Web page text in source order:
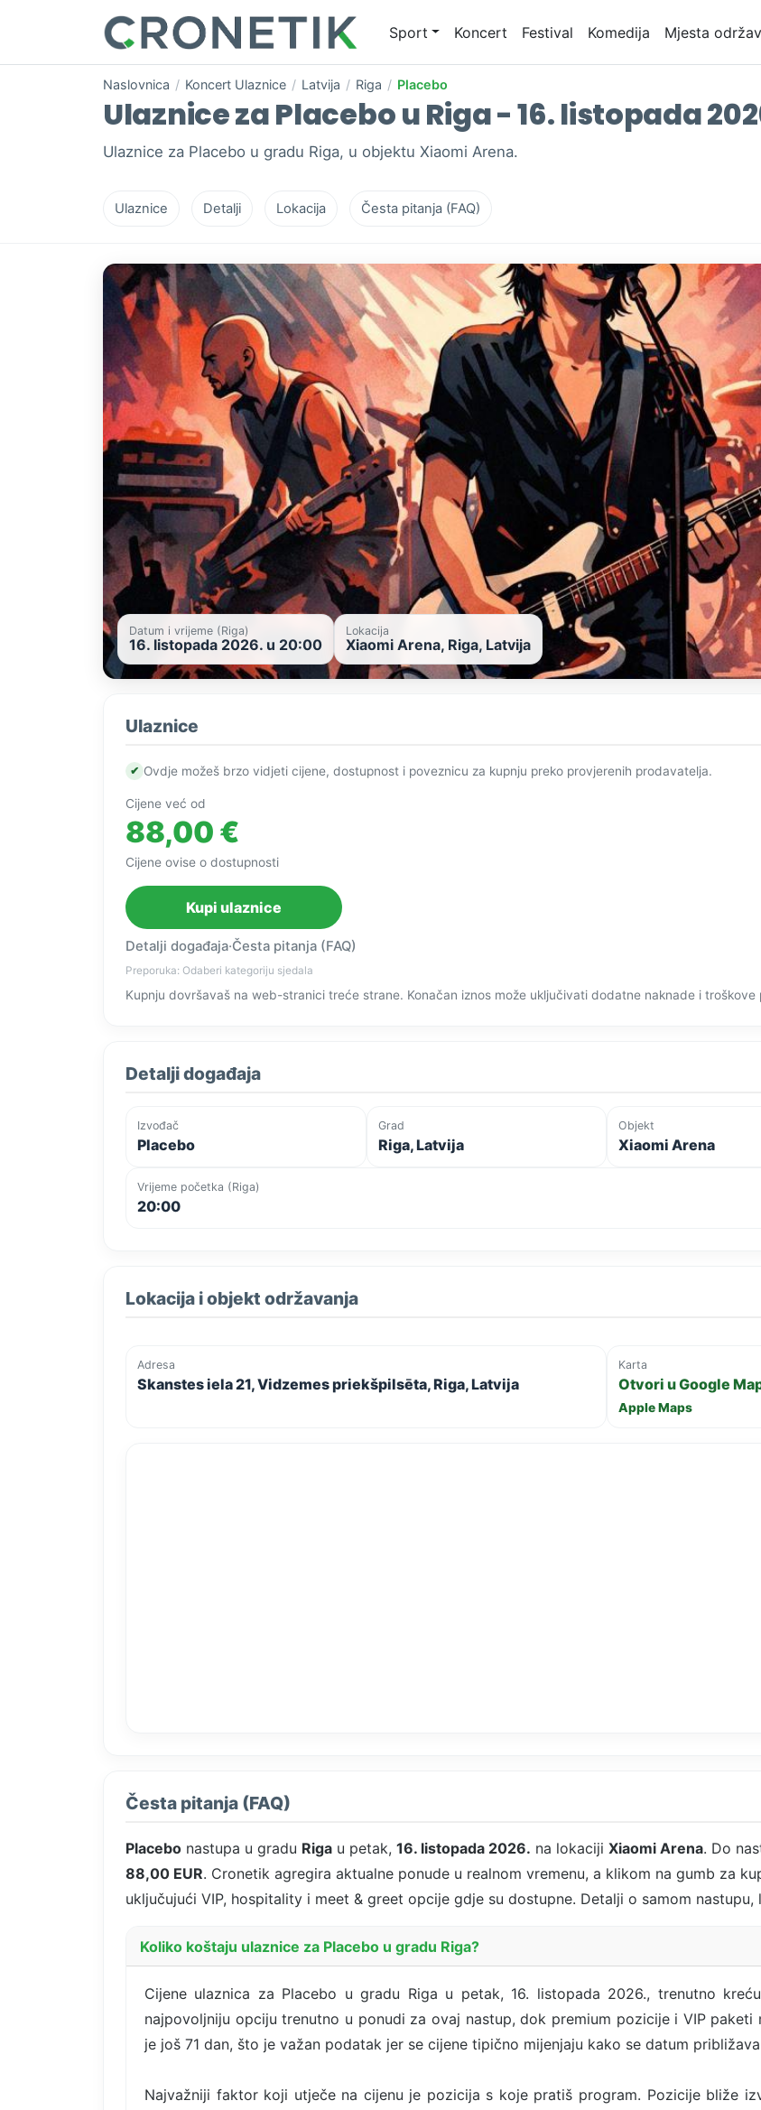
Sport Koncert Festival Komedija Mjesta
Naslovnica / Koncert Ulaznice / Latvija / Riga / Placebo
Ulaznice za Placebo u Riga - 16. listopada
Ulaznice za Placebo u gradu Riga, u objektu Xiaomi Arena.
Ulaznice Detalji Lokacija Česta pitanja (FAQ)
Datum i vrijeme (Riga)
16. listopada 2026. u 20:00
Lokacija
Xiaomi Arena, Riga, Latvija
Ulaznice
✔ Ovdje možeš brzo vidjeti cijene, dostupnost i poveznicu za kupnju preko provjerenih prodavatelja.
Cijene već od
88,00 €
Cijene ovise o dostupnosti
Kupi ulaznice
Detalji događaja·Česta pitanja (FAQ)
Preporuka: Odaberi kategoriju sjedala
Kupnju dovršavaš na web-stranici treće strane. Konačan iznos može uključivati dodatne naknade i
Detalji događaja
Izvođač
Placebo
Grad
Riga, Latvija
Objekt
Xiaomi Arena
Vrijeme početka (Riga)
20:00
Lokacija i objekt održavanja
Adresa
Skanstes iela 21, Vidzemes priekšpilsēta, Riga, Latvija
Karta
Otvori u Google
Apple Maps
Česta pitanja (FAQ)
Placebo nastupa u gradu Riga u petak, 16. listopada 2026. na lokaciji Xiaomi Arena. Do
88,00 EUR. Cronetik agregira aktualne ponude u realnom vremenu, a klikom na gumb za
uključujući VIP, hospitality i meet & greet opcije gdje su dostupne. Detalji o samom
Koliko koštaju ulaznice za Placebo u gradu Riga?
Cijene ulaznica za Placebo u gradu Riga u petak, 16. listopada 2026., trenutno
najpovoljniju opciju trenutno u ponudi za ovaj nastup, dok premium pozicije i VIP
je još 71 dan, što je važan podatak jer se cijene tipično mijenjaju kako se datum
Najvažniji faktor koji utječe na cijenu je pozicija s koje pratiš program. Pozicije bliže